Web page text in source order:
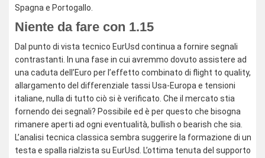
Spagna e Portogallo.
Niente da fare con 1.15
Dal punto di vista tecnico EurUsd continua a fornire segnali
contrastanti. In una fase in cui avremmo dovuto assistere ad
una caduta dell’Euro per l’effetto combinato di flight to quality,
allargamento del differenziale tassi Usa-Europa e tensioni
italiane, nulla di tutto ciò si è verificato. Che il mercato stia
fornendo dei segnali? Possibile ed è per questo che bisogna
rimanere aperti ad ogni eventualità, bullish o bearish che sia.
L’analisi tecnica classica sembra suggerire la formazione di un
testa e spalla rialzista su EurUsd. L’ottima tenuta del supporto